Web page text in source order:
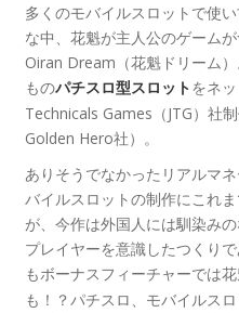
多くのモバイルスロットで使
な中、花魁が主人公のゲーム
Oiran Dream（花魁ドリーム
ものパチスロ型スロットをネ
Technicals Games（JTG）社
Golden Hero社）。
ありそうでなかったリアルマ
バイルスロットの制作にこれ
が、今作は外国人には馴染み
プレイヤーを意識したつくり
もボーナスフィーチャーでは
も！？パチスロ、モバイルス